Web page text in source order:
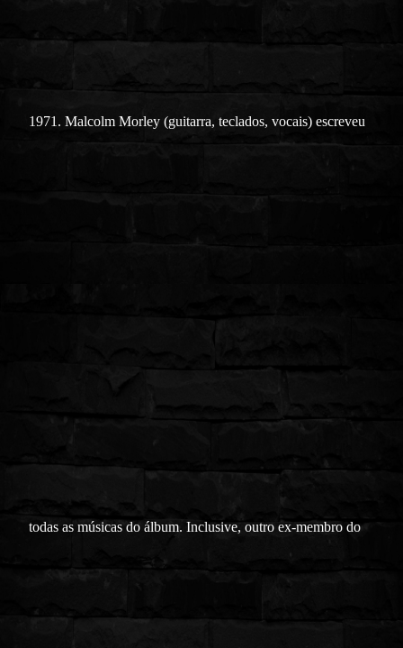
1971. Malcolm Morley (guitarra, teclados, vocais) escreveu
todas as músicas do álbum. Inclusive, outro ex-membro do